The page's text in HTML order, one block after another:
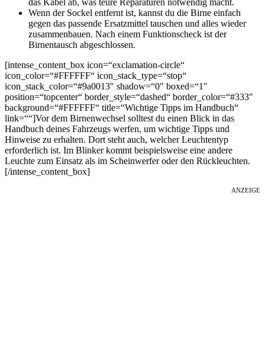
das Kabel ab, was teure Reparaturen notwendig macht.
Wenn der Sockel entfernt ist, kannst du die Birne einfach
gegen das passende Ersatzmittel tauschen und alles wieder
zusammenbauen. Nach einem Funktionscheck ist der
Birnentausch abgeschlossen.
[intense_content_box icon=“exclamation-circle“
icon_color=“#FFFFFF“ icon_stack_type=“stop“
icon_stack_color=“#9a0013″ shadow=“0″ boxed=“1″
position=“topcenter“ border_style=“dashed“ border_color=“#333″
background=“#FFFFFF“ title=“Wichtige Tipps im Handbuch“
link=““]Vor dem Birnenwechsel solltest du einen Blick in das
Handbuch deines Fahrzeugs werfen, um wichtige Tipps und
Hinweise zu erhalten. Dort steht auch, welcher Leuchtentyp
erforderlich ist. Im Blinker kommt beispielsweise eine andere
Leuchte zum Einsatz als im Scheinwerfer oder den Rückleuchten.
[/intense_content_box]
ANZEIGE